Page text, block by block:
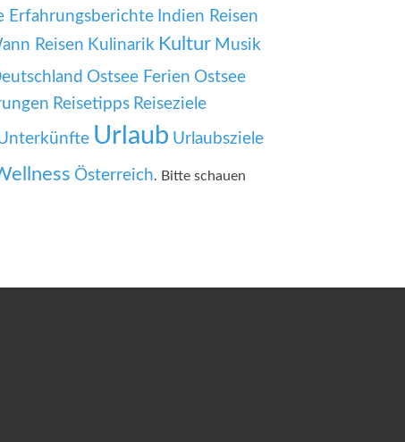
Erfahrungsberichte Indien Reisen
Reisen Kulinarik Kultur Musik
Ostsee Ferien Ostsee
Reisetipps Reiseziele
Urlaub Urlaubsziele
Österreich. Bitte schauen